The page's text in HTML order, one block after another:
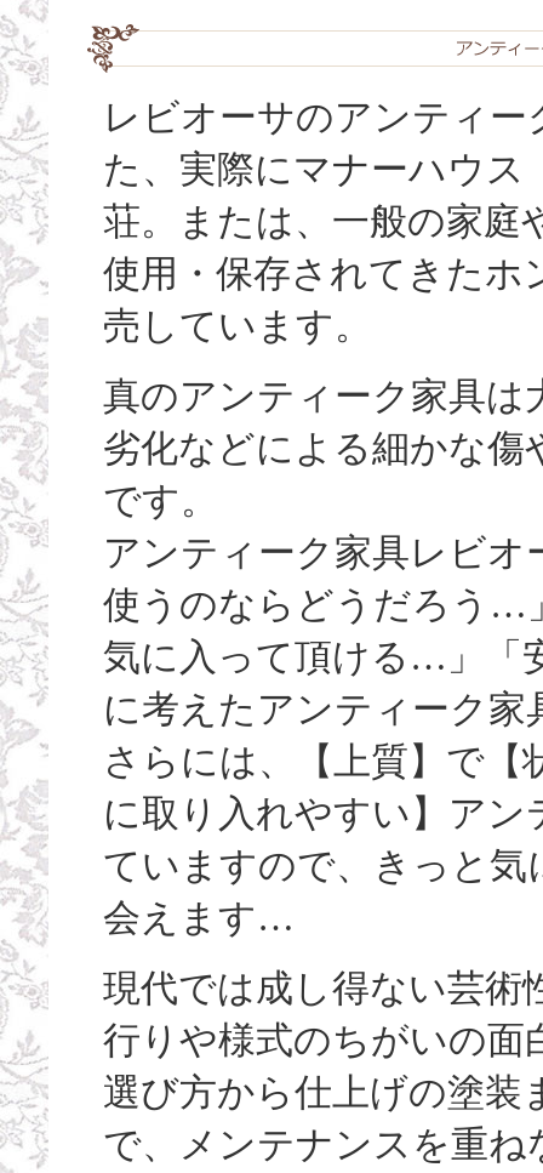
レビオーサのアンティー
た、実際にマナーハウス
荘。または、一般の家庭
使用・保存されてきたホ
売しています。
真のアンティーク家具は
劣化などによる細かな
です。
アンティーク家具レビ
使うのならどうだろう…
気に入って頂ける…」「
に考えたアンティーク
さらには、【上質】で【
に取り入れやすい】ア
ていますので、きっと
会えます…
現代では成し得ない芸術
行りや様式のちがいの面
選び方から仕上げの塗
で、メンテナンスを重